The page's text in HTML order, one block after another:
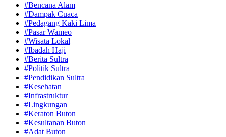
#Bencana Alam
#Dampak Cuaca
#Pedagang Kaki Lima
#Pasar Wameo
#Wisata Lokal
#Ibadah Haji
#Berita Sultra
#Politik Sultra
#Pendidikan Sultra
#Kesehatan
#Infrastruktur
#Lingkungan
#Keraton Buton
#Kesultanan Buton
#Adat Buton